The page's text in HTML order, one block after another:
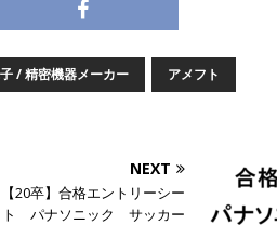
に付けることが可能 ｜ データ分析のエキス
全休み ｜ データアナリティクスラボ
黒字経営。売上は常に右肩上がり ｜ 未経験
オイシル
体育会積極採用企業
/ 精密機器メーカー アメフト
NEXT
【20卒】合格エントリーシー
ト パナソニック サッカー